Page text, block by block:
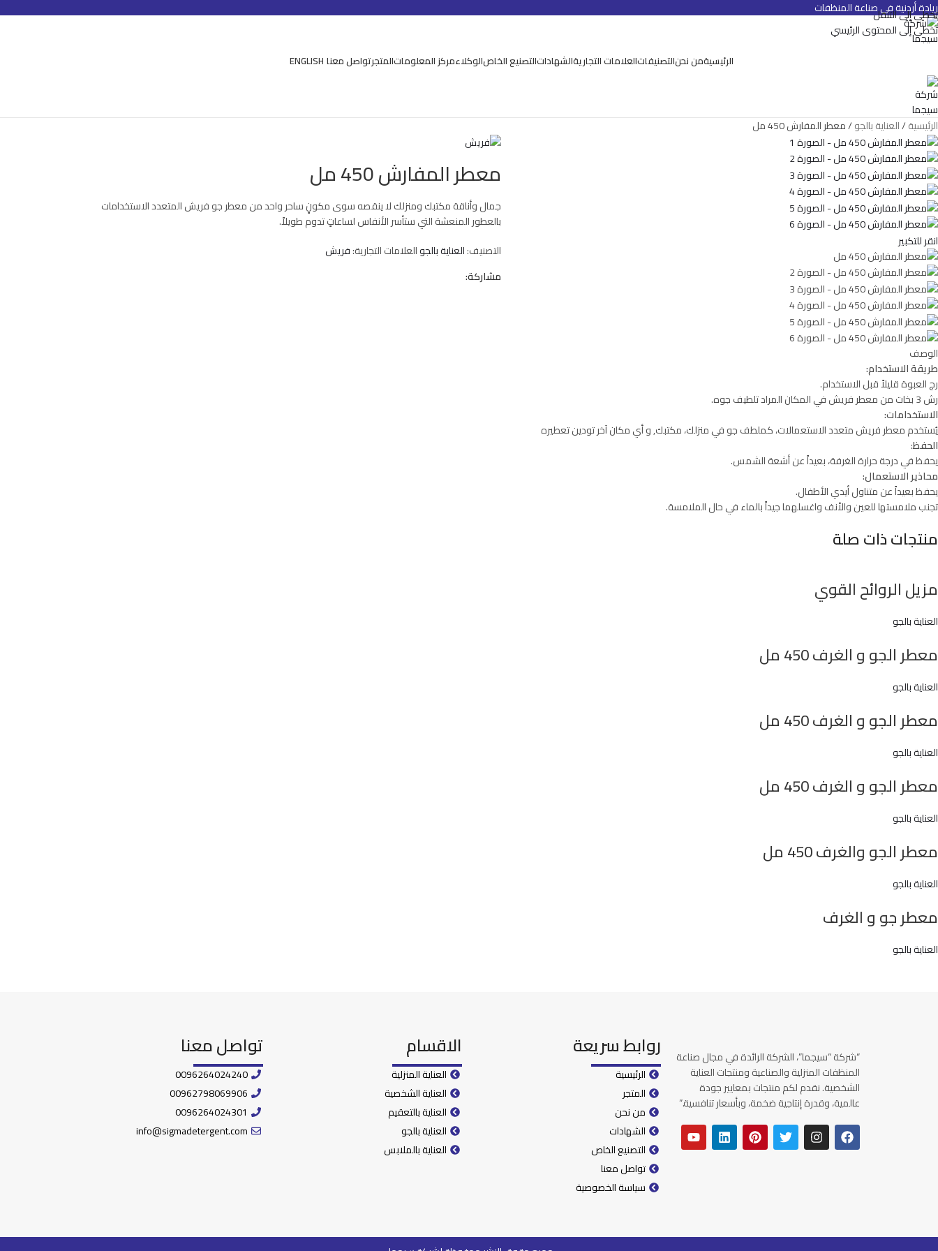
تخطي إلى التنقل
تخطي إلى المحتوى الرئيسي
ريادة أردنية في صناعة المنظفات
الرئيسيةمن نحنالتصنيفاتالعلامات التجاريةالشهاداتالتصنيع الخاصالوكلاءمركز المعلوماتالمتجرتواصل معنا ENGLISH
الرئيسية العناية بالجو معطر المفارش 450 مل
انقر للتكبير
معطر المفارش 450 مل
جمال وأناقة مكتبك ومنزلك لا ينقصه سوى مكونٍ ساحر واحد من معطر جو فريش المتعدد الاستخدامات
بالعطور المنعشة التي ستأسر الأنفاس لساعاتٍ تدوم طويلاً.
التصنيف:العناية بالجوالعلامات التجارية:فريش
مشاركة:
الوصف
طريقة الاستخدام:
رج العبوة قليلاً قبل الاستخدام.
رش 3 بخات من معطر فريش في المكان المراد تلطيف جوه.
الاستخدامات:
يُستخدم معطر فريش متعدد الاستعمالات، كملطف جو في منزلك، مكتبك, و أي مكان آخر تودين تعطيره
الحفظ:
يحفظ في درجة حرارة الغرفة، بعيداً عن أشعة الشمس.
محاذير الاستعمال:
يحفظ بعيداً عن متناول أيدي الأطفال.
تجنب ملامستها للعين والأنف واغسلهما جيداً بالماء في حال الملامسة.
منتجات ذات صلة
مزيل الروائح القوي
العناية بالجو
معطر الجو و الغرف 450 مل
العناية بالجو
معطر الجو و الغرف 450 مل
العناية بالجو
معطر الجو و الغرف 450 مل
العناية بالجو
معطر الجو والغرف 450 مل
العناية بالجو
معطر جو و الغرف
العناية بالجو
“شركة “سيجما”، الشركة الرائدة في مجال صناعة
المنظفات المنزلية والصناعية ومنتجات العناية
الشخصية. نقدم لكم منتجات بمعايير جودة
عالمية، وقدرة إنتاجية ضخمة، وبأسعار تنافسية.”
روابط سريعة
الرئيسية
المتجر
من نحن
الشهادات
التصنيع الخاص
تواصل معنا
سياسة الخصوصية
الاقسام
العناية المنزلية
العناية الشخصية
العناية بالتعقيم
العناية بالجو
العناية بالملابس
تواصل معنا
0096264024240
00962798069906
0096264024301
info@sigmadetergent.com